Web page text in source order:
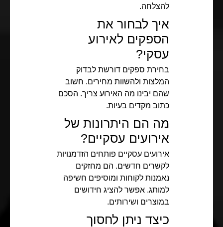
להצלחה.
איך לבחור את
הספקים לאירוע
עסקי?
בחירת ספקים דורשת לבדוק
המלצות ולהשוות מחירים. חשוב
שהם יבינו מה האירוע צריך. הסכם
כתוב מקדים בעיות.
מה הם היתרונות של
אירועים עסקיים?
אירועים עסקיים פותחים הזדמנויות
לקשרים חדשים. הם מחזקים
נאמנות לקוחות ומוסיפים חשיפה
למותג. אפשר להציג חידושים
במוצרים ושירותים.
כיצד ניתן לחסוך